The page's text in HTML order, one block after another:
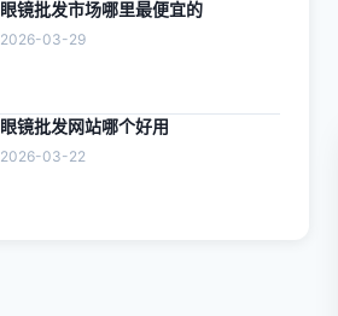
眼镜批发市场哪里最便宜的
2026-03-29
眼镜批发网站哪个好用
2026-03-22